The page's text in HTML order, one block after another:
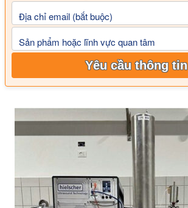
Địa chỉ email (bắt buộc)
Sản phẩm hoặc lĩnh vực quan tâm
Yêu cầu thông tin